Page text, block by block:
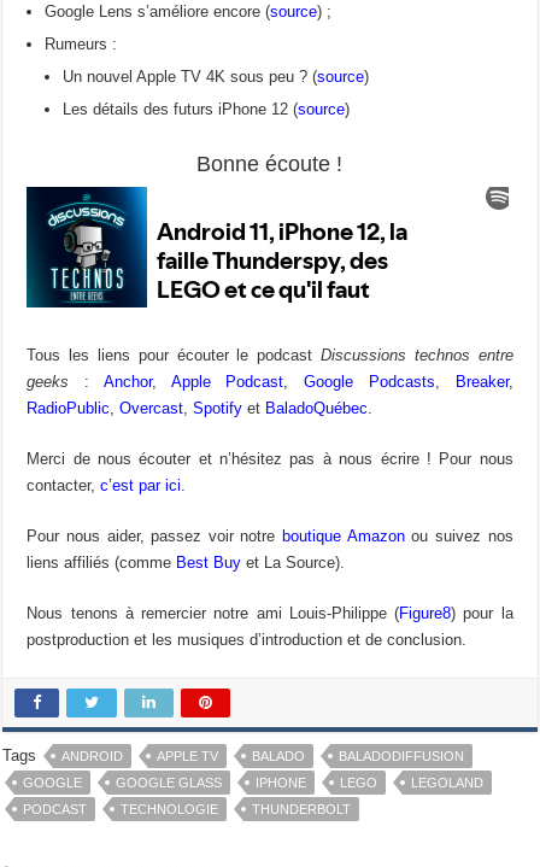
Google Lens s’améliore encore (source) ;
Rumeurs :
Un nouvel Apple TV 4K sous peu ? (source)
Les détails des futurs iPhone 12 (source)
Bonne écoute !
Tous les liens pour écouter le podcastDiscussions technos entre
geeks : Anchor, Apple Podcast ,Google Podcasts Breaker,
RadioPublic ,Overcast ,Spotify et BaladoQuébec
Merci de nous écouter et n’hésitez pas à nous écrire ! Pour nous
contacter,c’est par ici
Pour nous aider, passez voir notreboutique Amazonou suivez nos
liens affiliés (comme Best Buy et La Source).
Nous tenons à remercier notre ami Louis-Philippe (Figure8) pour la
postproduction et les musiques d’introduction et de conclusion.
Tags ANDROID APPLE TV BALADO
BALADODIFFUSION
GOOGLE
GOOGLE GLASS IPHONE LEGO
LEGOLAND
PODCAST
TECHNOLOGIE THUNDERBOLT